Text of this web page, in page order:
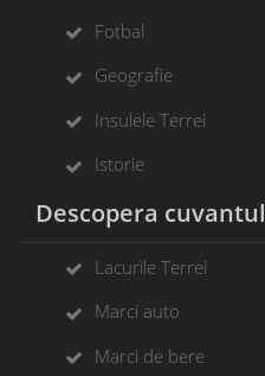
Fotbal
Geografie
Insulele Terrei
Istorie
Descopera cuvantul
Lacurile Terrei
Marci auto
Marci de bere